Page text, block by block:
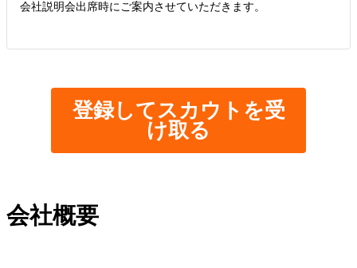
会社説明会出席時にご案内させていただきます。
登録してスカウトを受
け取る
会社概要